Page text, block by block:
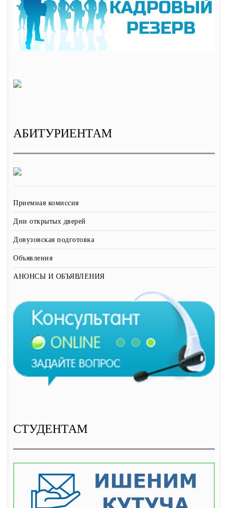
АБИТУРИЕНТАМ
Приемная комиссия
Дни открытых дверей
Довузовская подготовка
Объявления
АНОНСЫ И ОБЪЯВЛЕНИЯ
СТУДЕНТАМ